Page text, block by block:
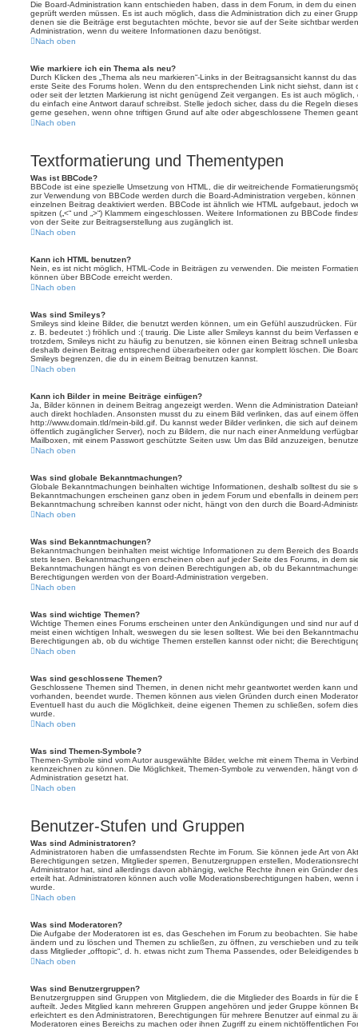
Die Board-Administration kann entschieden haben, dass in dem Forum, in dem du
geprüft werden müssen. Es ist auch möglich, dass die Administration dich zu einer
denen sie die Beiträge erst begutachten möchte, bevor sie auf der Seite sichtbar
Administration, wenn du weitere Informationen dazu benötigst.
Nach oben
Wie markiere ich ein Thema als neu?
Durch Klicken des „Thema als neu markieren“-Links in der Beitragsansicht kannst du
erste Seite des Forums holen. Wenn du den entsprechenden Link nicht siehst, dann ist
oder seit der letzten Markierung ist nicht genügend Zeit vergangen. Es ist auch
du einfach eine Antwort darauf schreibst. Stelle jedoch sicher, dass du die Regeln
gerne gesehen, wenn ohne triftigen Grund auf alte oder abgeschlossene Themen
Nach oben
Textformatierung und Thementypen
Was ist BBCode?
BBCode ist eine spezielle Umsetzung von HTML, die dir weitreichende
zur Verwendung von BBCode werden durch die Board-Administration vergeben,
einzelnen Beitrag deaktiviert werden. BBCode ist ähnlich wie HTML aufgebaut, jedoch
spitzen („<“ und „>“) Klammern eingeschlossen. Weitere Informationen zu BBCode
von der Seite zur Beitragserstellung aus zugänglich ist.
Nach oben
Kann ich HTML benutzen?
Nein, es ist nicht möglich, HTML-Code in Beiträgen zu verwenden. Die meisten
können über BBCode erreicht werden.
Nach oben
Was sind Smileys?
Smileys sind kleine Bilder, die benutzt werden können, um ein Gefühl auszudrücken.
z. B. bedeutet :) fröhlich und :( traurig. Die Liste aller Smileys kannst du beim Verfassen
trotzdem, Smileys nicht zu häufig zu benutzen, sie können einen Beitrag schnell
deshalb deinen Beitrag entsprechend überarbeiten oder gar komplett löschen. Die
Smileys begrenzen, die du in einem Beitrag benutzen kannst.
Nach oben
Kann ich Bilder in meine Beiträge einfügen?
Ja, Bilder können in deinem Beitrag angezeigt werden. Wenn die Administration
auch direkt hochladen. Ansonsten musst du zu einem Bild verlinken, das auf einem
http://www.domain.tld/mein-bild.gif. Du kannst weder Bilder verlinken, die sich auf
öffentlich zugänglicher Server), noch zu Bildern, die nur nach einer Anmeldung
Mailboxen, mit einem Passwort geschützte Seiten usw. Um das Bild anzuzeigen,
Nach oben
Was sind globale Bekanntmachungen?
Globale Bekanntmachungen beinhalten wichtige Informationen, deshalb solltest du sie
Bekanntmachungen erscheinen ganz oben in jedem Forum und ebenfalls in deinem
Bekanntmachung schreiben kannst oder nicht, hängt von den durch die Board-
Nach oben
Was sind Bekanntmachungen?
Bekanntmachungen beinhalten meist wichtige Informationen zu dem Bereich des
stets lesen. Bekanntmachungen erscheinen oben auf jeder Seite des Forums, in dem
Bekanntmachungen hängt es von deinen Berechtigungen ab, ob du
Berechtigungen werden von der Board-Administration vergeben.
Nach oben
Was sind wichtige Themen?
Wichtige Themen eines Forums erscheinen unter den Ankündigungen und sind nur auf
meist einen wichtigen Inhalt, weswegen du sie lesen solltest. Wie bei den
Berechtigungen ab, ob du wichtige Themen erstellen kannst oder nicht; die
Nach oben
Was sind geschlossene Themen?
Geschlossene Themen sind Themen, in denen nicht mehr geantwortet werden kann
vorhanden, beendet wurde. Themen können aus vielen Gründen durch einen
Eventuell hast du auch die Möglichkeit, deine eigenen Themen zu schließen, sofern
wurde.
Nach oben
Was sind Themen-Symbole?
Themen-Symbole sind vom Autor ausgewählte Bilder, welche mit einem Thema in
kennzeichnen zu können. Die Möglichkeit, Themen-Symbole zu verwenden, hängt von
Administration gesetzt hat.
Nach oben
Benutzer-Stufen und Gruppen
Was sind Administratoren?
Administratoren haben die umfassendsten Rechte im Forum. Sie können jede Art von
Berechtigungen setzen, Mitglieder sperren, Benutzergruppen erstellen,
Administrator hat, sind allerdings davon abhängig, welche Rechte ihnen ein Gründer
erteilt hat. Administratoren können auch volle Moderationsberechtigungen haben,
wurde.
Nach oben
Was sind Moderatoren?
Die Aufgabe der Moderatoren ist es, das Geschehen im Forum zu beobachten. Sie
ändern und zu löschen und Themen zu schließen, zu öffnen, zu verschieben und zu
dass Mitglieder „offtopic“, d. h. etwas nicht zum Thema Passendes, oder Beleidigendes
Nach oben
Was sind Benutzergruppen?
Benutzergruppen sind Gruppen von Mitgliedern, die die Mitglieder des Boards in für die
aufteilt. Jedes Mitglied kann mehreren Gruppen angehören und jeder Gruppe können
erleichtert es den Administratoren, Berechtigungen für mehrere Benutzer auf einmal zu
Moderatoren eines Bereichs zu machen oder ihnen Zugriff zu einem nichtöffentlichen